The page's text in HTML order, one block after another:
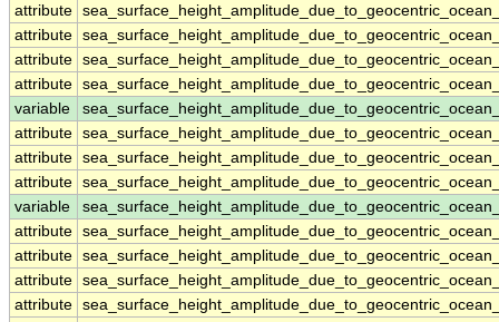
attribute
attribute
attribute
attribute
variable
attribute
attribute
attribute
variable
attribute
attribute
attribute
attribute